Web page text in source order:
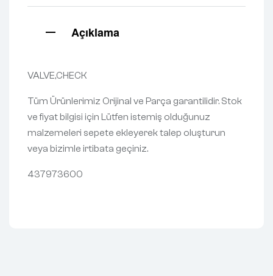
Açıklama
VALVE,CHECK
Tüm Ürünlerimiz Orijinal ve Parça garantilidir. Stok
ve fiyat bilgisi için Lütfen istemiş olduğunuz
malzemeleri sepete ekleyerek talep oluşturun
veya bizimle irtibata geçiniz.
437973600